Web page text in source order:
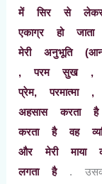
में सिर से
एकाग्र हो
मेरी अनुभूति
,परम सुख
प्रेम,परमात्मा
अहसास करता
करता है वह
और मेरी माया
लगता है .